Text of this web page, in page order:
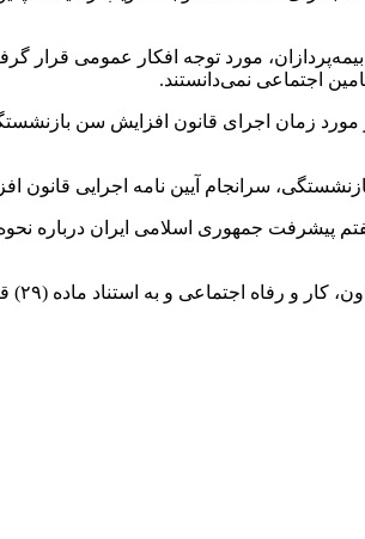
مورد توجه افکار عمومی قرار
اجتماعی نمی‌دانستند.
سرانجام آیین نامه اجرایی قانون
اجرایی ماده (۲۹) قانون برنامه پنج ساله هفتم پیشرفت
هیات